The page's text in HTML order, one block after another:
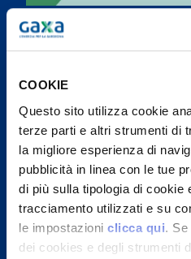
COOKIE
Questo sito utilizza cookie
terze parti e altri strumenti di
la migliore esperienza di
pubblicità in linea con le tue
di più sulla tipologia di cookie
tracciamento utilizzati e su
le impostazioni clicca qui.
dei cookies e degli strumenti
Condizioni
Scheda sintetica
variabile
Condizioni
Placet Casa